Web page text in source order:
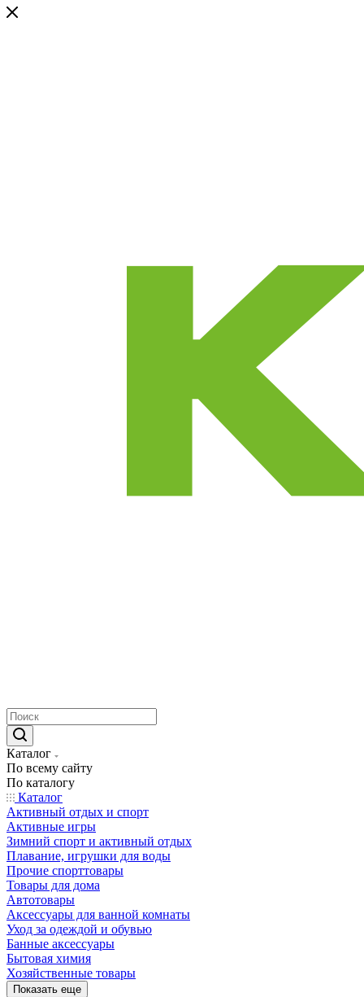
Каталог
По всему сайту
По каталогу
Каталог
Активный отдых и спорт
Активные игры
Зимний спорт и активный отдых
Плавание, игрушки для воды
Прочие спорттовары
Товары для дома
Автотовары
Аксессуары для ванной комнаты
Уход за одеждой и обувью
Банные аксессуары
Бытовая химия
Хозяйственные товары
Показать еще